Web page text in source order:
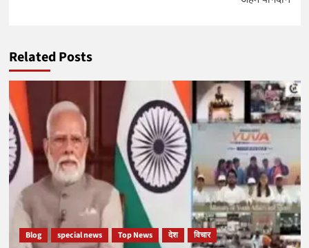
Related Posts
Blog special news Top News देश विचार